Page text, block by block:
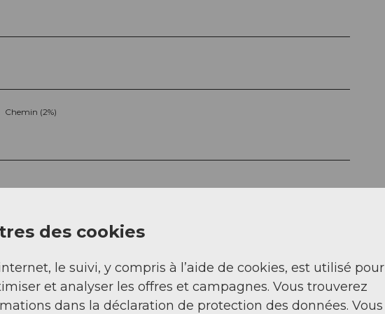
Chemin (2%)
Sep Oct Nov Déc
des cookies
le suivi, y compris à l’aide de cookies, est utilisé pour
et analyser les offres et campagnes. Vous trouverez
dans la déclaration de protection des données. Vous